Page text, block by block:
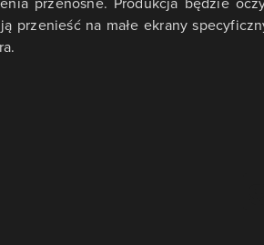
przenieść na małe ekrany